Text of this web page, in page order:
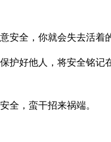
全，你就会失去活着的
好他人，将安全铭记
，蛮干招来祸端。